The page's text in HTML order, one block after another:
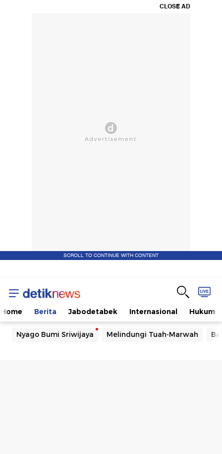
CLOSE AD
SCROLL TO CONTINUE WITH CONTENT
Home Berita Jabodetabek Internasional Hukum
Nyago Bumi Sriwijaya Melindungi Tuah-Marwah